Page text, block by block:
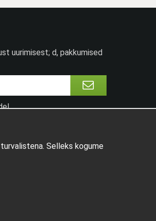
uurimisest; d, pakkumised
Selleks kogume